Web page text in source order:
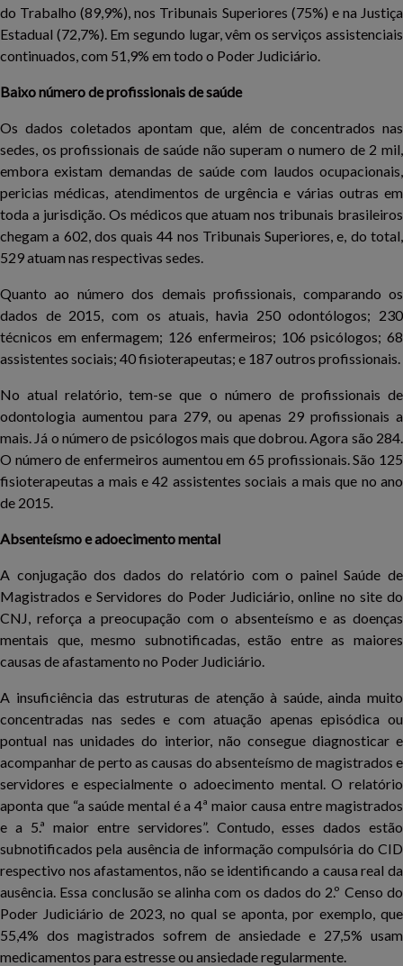
do Trabalho (89,9%), nos Tribunais Superiores (75%) e na Justiça
Estadual (72,7%). Em segundo lugar, vêm os serviços assistenciais
continuados, com 51,9% em todo o Poder Judiciário.
Baixo número de profissionais de saúde
Os dados coletados apontam que, além de concentrados nas
sedes, os profissionais de saúde não superam o numero de 2 mil,
embora existam demandas de saúde com laudos ocupacionais,
pericias médicas, atendimentos de urgência e várias outras em
toda a jurisdição. Os médicos que atuam nos tribunais brasileiros
chegam a 602, dos quais 44 nos Tribunais Superiores, e, do total,
529 atuam nas respectivas sedes.
Quanto ao número dos demais profissionais, comparando os
dados de 2015, com os atuais, havia 250 odontólogos; 230
técnicos em enfermagem; 126 enfermeiros; 106 psicólogos; 68
assistentes sociais; 40 fisioterapeutas; e 187 outros profissionais.
No atual relatório, tem-se que o número de profissionais de
odontologia aumentou para 279, ou apenas 29 profissionais a
mais. Já o número de psicólogos mais que dobrou. Agora são 284.
O número de enfermeiros aumentou em 65 profissionais. São 125
fisioterapeutas a mais e 42 assistentes sociais a mais que no ano
de 2015.
Absenteísmo e adoecimento mental
A conjugação dos dados do relatório com o painel Saúde de
Magistrados e Servidores do Poder Judiciário, online no site do
CNJ, reforça a preocupação com o absenteísmo e as doenças
mentais que, mesmo subnotificadas, estão entre as maiores
causas de afastamento no Poder Judiciário.
A insuficiência das estruturas de atenção à saúde, ainda muito
concentradas nas sedes e com atuação apenas episódica ou
pontual nas unidades do interior, não consegue diagnosticar e
acompanhar de perto as causas do absenteísmo de magistrados e
servidores e especialmente o adoecimento mental. O relatório
aponta que “a saúde mental é a 4ª maior causa entre magistrados
e a 5.ª maior entre servidores”. Contudo, esses dados estão
subnotificados pela ausência de informação compulsória do CID
respectivo nos afastamentos, não se identificando a causa real da
ausência. Essa conclusão se alinha com os dados do 2.º Censo do
Poder Judiciário de 2023, no qual se aponta, por exemplo, que
55,4% dos magistrados sofrem de ansiedade e 27,5% usam
medicamentos para estresse ou ansiedade regularmente.